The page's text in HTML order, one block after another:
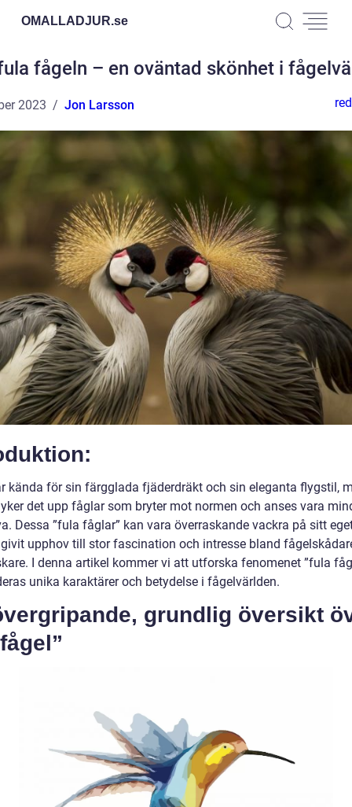
OMALLADJUR.se
fågeln – en oväntad skönhet i
2023 Jon Larsson
kända för sin färgglada fjäderdräkt och sin eleganta flygstil,
det upp fåglar som bryter mot normen och anses vara
Dessa ”fula fåglar” kan vara överraskande vackra på sitt
upphov till stor fascination och intresse bland
I denna artikel kommer vi att utforska fenomenet ”fula
unika karaktärer och betydelse i fågelvärlden.
grundlig översikt